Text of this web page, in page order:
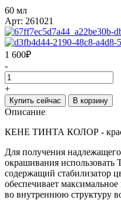
60 мл
Арт: 261021
1 600₽
-
+
Купить сейчас В корзину
Описание
КЕНЕ ТИНТА КОЛОР -
Для получения надлежащего
окрашивания
содержащий стабилизатор
обеспечивает
во внутреннюю структуру